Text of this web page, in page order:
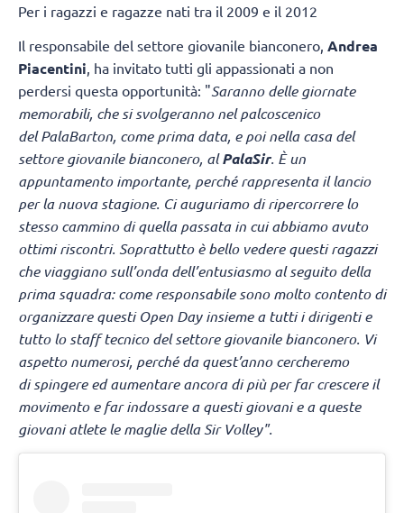
Per i ragazzi e ragazze nati tra il 2009 e il 2012
Il responsabile del settore giovanile bianconero, Andrea
Piacentini, ha invitato tutti gli appassionati a non
perdersi questa opportunità: "Saranno delle giornate
memorabili, che si svolgeranno nel palcoscenico
del PalaBarton, come prima data, e poi nella casa del
settore giovanile bianconero, alPalaSir. È un
appuntamento importante, perché rappresenta il lancio
per la nuova stagione. Ci auguriamo di ripercorrere lo
stesso cammino di quella passata in cui abbiamo avuto
ottimi riscontri. Soprattutto è bello vedere questi ragazzi
che viaggiano sull’onda dell’entusiasmo al seguito della
prima squadra: come responsabile sono molto contento di
organizzare questi Open Day insieme a tutti i dirigenti e
tutto lo staff tecnico del settore giovanile bianconero. Vi
aspetto numerosi, perché da quest’anno cercheremo
di spingere ed aumentare ancora di più per far crescere il
movimento e far indossare a questi giovani e a queste
giovani atlete le maglie della Sir Volley".